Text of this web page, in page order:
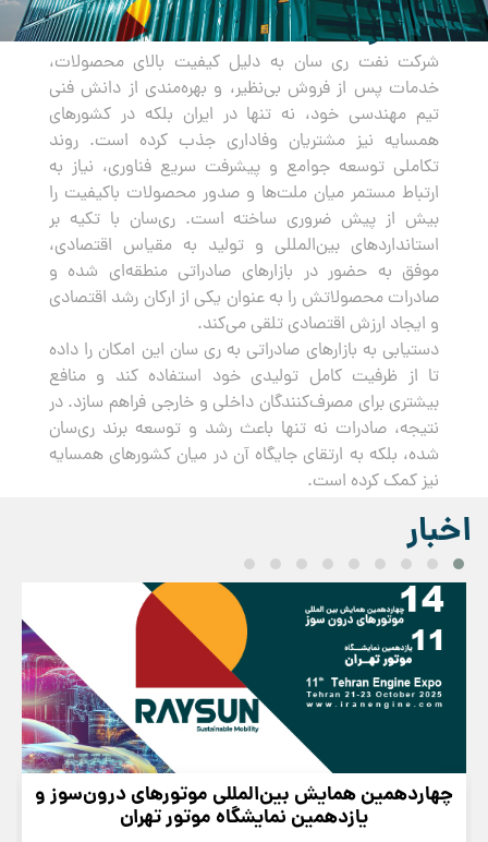
صادرات
شرکت نفت ری سان به دلیل کیفیت بالای محصولات،
خدمات پس از فروش بی‌نظیر، و بهره‌مندی از دانش فنی
تیم مهندسی خود، نه تنها در ایران بلکه در کشورهای
همسایه نیز مشتریان وفاداری جذب کرده است. روند
تکاملی توسعه جوامع و پیشرفت سریع فناوری، نیاز به
ارتباط مستمر میان ملت‌ها و صدور محصولات باکیفیت را
بیش از پیش ضروری ساخته است. ری‌سان با تکیه بر
استانداردهای بین‌المللی و تولید به مقیاس اقتصادی،
موفق به حضور در بازارهای صادراتی منطقه‌ای شده و
صادرات محصولاتش را به عنوان یکی از ارکان رشد اقتصادی
و ایجاد ارزش اقتصادی تلقی می‌کند.
دستیابی به بازارهای صادراتی به ری سان این امکان را داده
تا از ظرفیت کامل تولیدی خود استفاده کند و منافع
بیشتری برای مصرف‌کنندگان داخلی و خارجی فراهم سازد. در
نتیجه، صادرات نه تنها باعث رشد و توسعه برند ری‌سان
شده، بلکه به ارتقای جایگاه آن در میان کشورهای همسایه
نیز کمک کرده است.
اخبار
چهاردهمین همایش بین‌المللی موتورهای درون‌سوز و
یازدهمین نمایشگاه موتور تهران